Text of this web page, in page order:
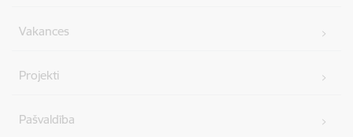
Vakances
Projekti
Pašvaldība